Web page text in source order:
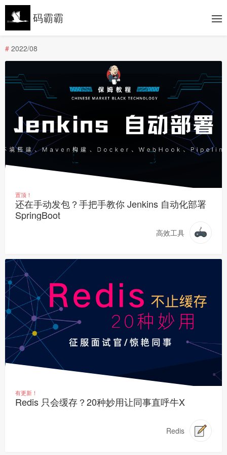
码霸霸
# 2022/08
置顶！
还在手动发包？手把手教你 Jenkins 自动化部署
SpringBoot
高效工具
有更新！
Redis 只会缓存？20种妙用让同事直呼牛X
Redis